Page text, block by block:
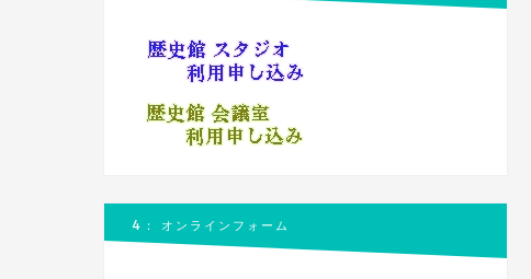
4： オンラインフォーム